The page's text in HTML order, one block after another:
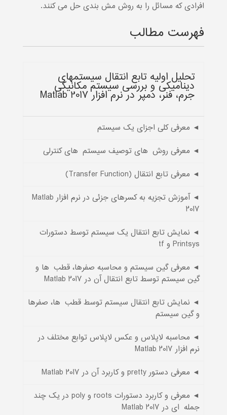
افرادی که مسائل را به روش مش بندی حل می کنند.
فهرست مطالب
تحلیل اولیه تابع انتقال سیستم‏های
دینامیکی و بررسی سیستم مکانیکی
جرم، فنر، دمپر در نرم افزار Matlab 2017
◄ معرفی کلی اجزای یک سیستم
◄ معرفی روش¬های توصیف سیستم¬های کنترلی
◄ معرفی تابع انتقال (Transfer Function)
◄ آموزش تجزیه به کسرهای جزئی در نرم افزار Matlab
2017
◄ نمایش تابع انتقال یک سیستم توسط دستورات
Printsys و tf
◄ معرفی گین سیستم و محاسبه صفرها، قطب¬ها و
گین سیستم توسط تابع انتقال آن در Matlab 2017
◄ نمایش تابع انتقال سیستم توسط قطب¬ها، صفرها
و گین سیستم
◄ محاسبه لاپلاس و عکس لاپلاس توابع مختلف در
نرم افزار Matlab 2017
◄ معرفی دستور pretty و کاربرد آن در Matlab 2017
◄ معرفی و کاربرد دستورات roots و poly در یک چند
جمله¬ای در Matlab 2017